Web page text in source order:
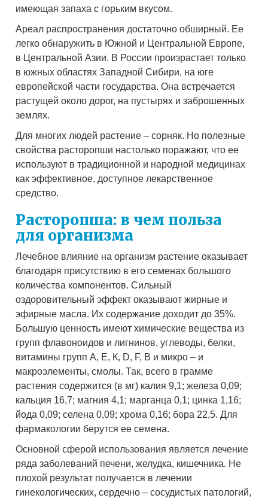
имеющая запаха с горьким вкусом.
Ареал распространения достаточно обширный. Ее
легко обнаружить в Южной и Центральной Европе,
в Центральной Азии. В России произрастает только
в южных областях Западной Сибири, на юге
европейской части государства. Она встречается
растущей около дорог, на пустырях и заброшенных
землях.
Для многих людей растение – сорняк. Но полезные
свойства расторопши настолько поражают, что ее
используют в традиционной и народной медицинах
как эффективное, доступное лекарственное
средство.
Расторопша: в чем польза
для организма
Лечебное влияние на организм растение оказывает
благодаря присутствию в его семенах большого
количества компонентов. Сильный
оздоровительный эффект оказывают жирные и
эфирные масла. Их содержание доходит до 35%.
Большую ценность имеют химические вещества из
групп флавоноидов и лигнинов, углеводы, белки,
витамины групп А, Е, К, D, F, В и микро – и
макроэлементы, смолы. Так, всего в грамме
растения содержится (в мг) калия 9,1; железа 0,09;
кальция 16,7; магния 4,1; марганца 0,1; цинка 1,16;
йода 0,09; селена 0,09; хрома 0,16; бора 22,5. Для
фармакологии берутся ее семена.
Основной сферой использования является лечение
ряда заболеваний печени, желудка, кишечника. Не
плохой результат получается в лечении
гинекологических, сердечно – сосудистых патологий,